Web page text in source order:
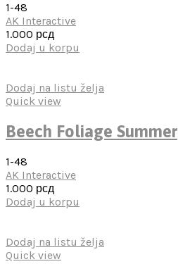
1-48
AK Interactive
1.000 рсд
Dodaj u korpu
Dodaj na listu želja
Quick view
Beech Foliage Summer
1-48
AK Interactive
1.000 рсд
Dodaj u korpu
Dodaj na listu želja
Quick view